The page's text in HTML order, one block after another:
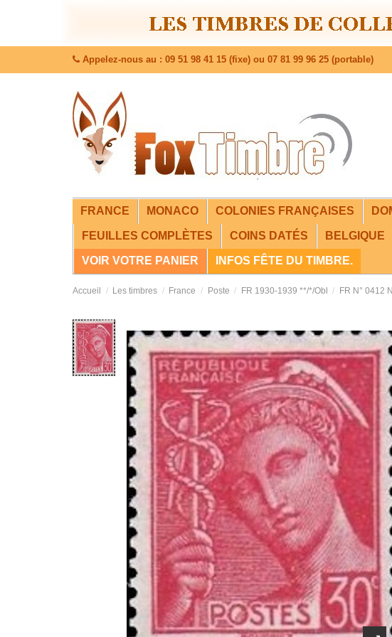
Appelez-nous au : 09 51 98 41 15 (fixe) ou 07 81 99 96 25 (portable)
FRANCE MONACO COLONIES FRANÇAISES
FEUILLES COMPLÈTES COINS DATÉS BELGIQUE
VOIR VOTRE PANIER INFOS FÊTE DU TIMBRE.
Accueil Les timbres France Poste FR 1930-1939 **/*/Obl FR N° 0412